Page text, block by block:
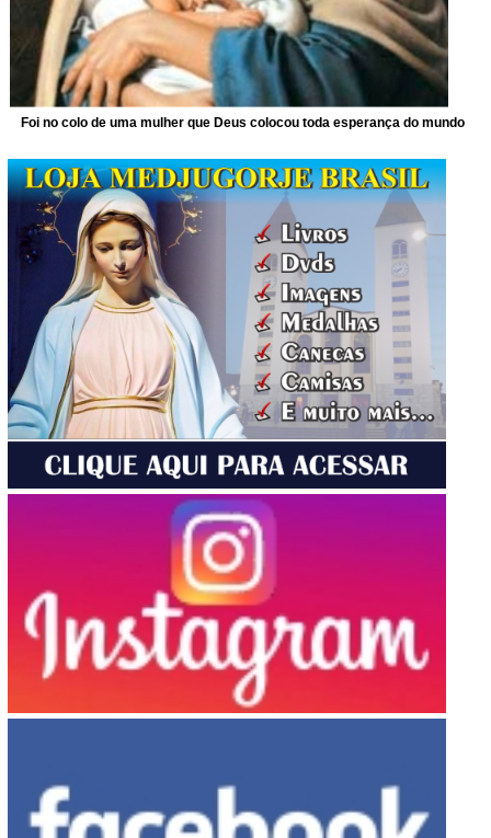
Foi no colo de uma mulher que Deus colocou toda esperança do mundo